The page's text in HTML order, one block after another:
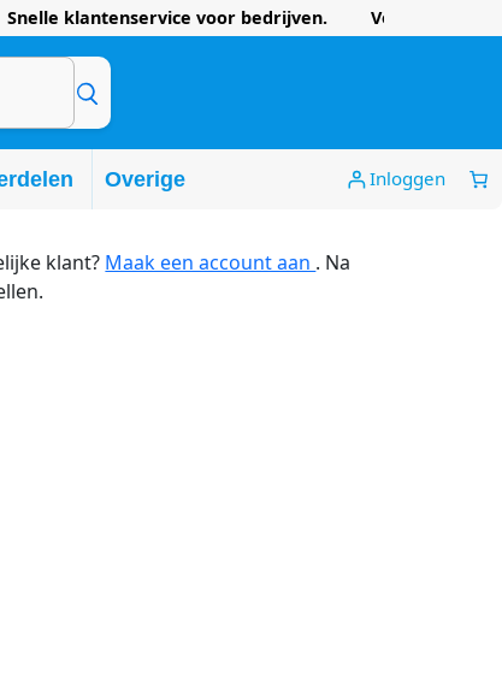
klantenservice voor bedrijven. Voordelige
Overige Inloggen
klant? Maak een account aan . Na